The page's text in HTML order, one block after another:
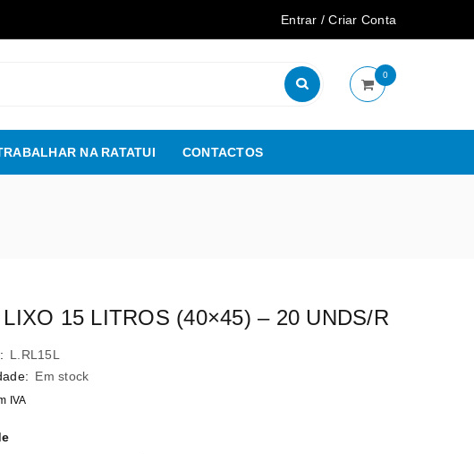
Entrar /Criar Conta
0
NA RATATUI CONTACTOS
15 LITROS (40×45) – 20 UNDS/R
L.RL15L
Em stock
IVA